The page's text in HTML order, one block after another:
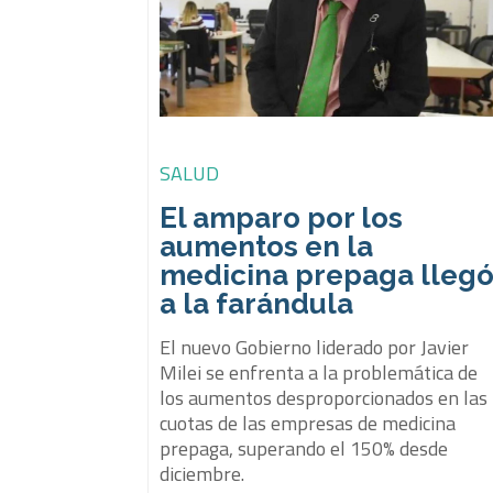
SALUD
El amparo por los
aumentos en la
medicina prepaga
a la farándula
El nuevo Gobierno liderado por Javier
Milei se enfrenta a la problemática de
los aumentos desproporcionados en las
cuotas de las empresas de medicina
prepaga, superando el 150% desde
diciembre.